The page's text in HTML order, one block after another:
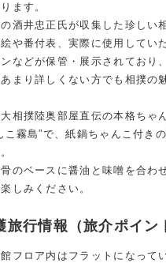
ます。
酒井忠正氏が収集した珍しい
や番付表、実際に使用してい
などが保管・展示されており
まり詳しくない方でも相撲の
相撲陸奥部屋直伝の本格ちゃ
こ霧島”で、紙鍋ちゃんこ付き
のベースに醤油と味噌を合わ
しみください。
旅行情報（旅介ポイン
フロア内はフラットになって